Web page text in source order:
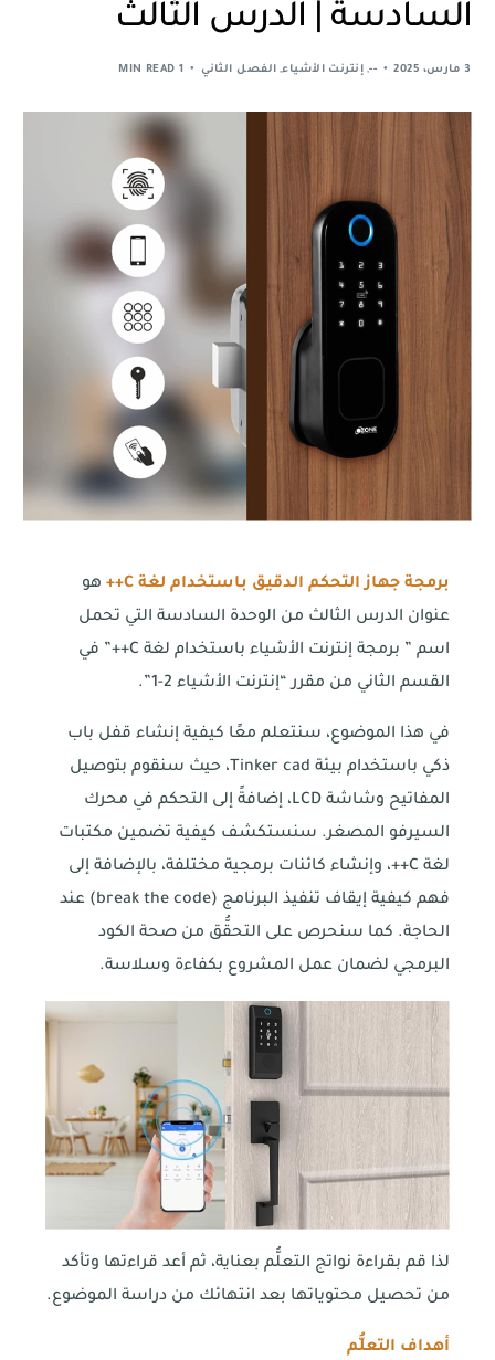
السادسة | الدرس الثالث
3 مارس، 2025 --
, إنترنت الأشياء, الفصل الثاني 1 MIN READ
برمجة جهاز التحكم الدقيق باستخدام لغة C++
هو
عنوان الدرس الثالث من الوحدة السادسة التي تحمل
اسم ” برمجة إنترنت الأشياء باستخدام لغة C++” في
القسم الثاني من مقرر “إنترنت الأشياء 2-1”.
في هذا الموضوع، سنتعلم معًا كيفية إنشاء قفل باب
ذكي باستخدام بيئة Tinker cad، حيث سنقوم بتوصيل
المفاتيح وشاشة LCD، إضافةً إلى التحكم في محرك
السيرفو المصغر. سنستكشف كيفية تضمين مكتبات
لغة C++، وإنشاء كائنات برمجية مختلفة، بالإضافة إلى
فهم كيفية إيقاف تنفيذ البرنامج (break the code) عند
الحاجة. كما سنحرص على التحقُّق من صحة الكود
البرمجي لضمان عمل المشروع بكفاءة وسلاسة.
لذا قم بقراءة نواتج التعلُّم بعناية، ثم أعد قراءتها وتأكد
من تحصيل محتوياتها بعد انتهائك من دراسة الموضوع.
أهداف التعلُّم